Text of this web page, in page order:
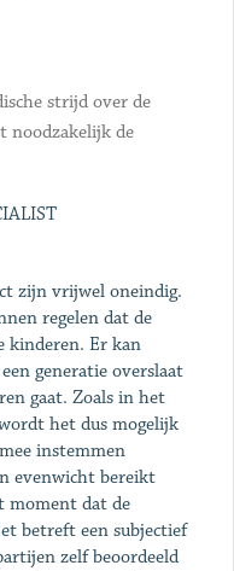
strijd over de
noodzakelijk de
zijn vrijwel oneindig.
regelen dat de
kinderen. Er kan
generatie overslaat
gaat. Zoals in het
het dus mogelijk
instemmen
evenwicht bereikt
moment dat de
betreft een subjectief
zelf beoordeeld